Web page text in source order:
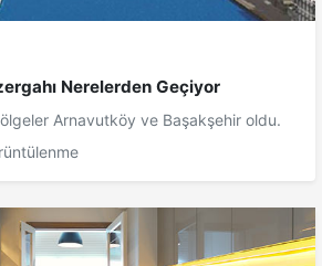
Nerelerden Geçiyor
Arnavutköy ve Başakşehir oldu.